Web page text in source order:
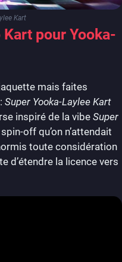
Kart
pour Yooka-
mais faites
Super Yooka-Laylee Kart
inspiré de la vibe Super
off qu’on n’attendait
toute considération
d’étendre la licence vers